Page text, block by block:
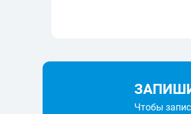
Чтобы